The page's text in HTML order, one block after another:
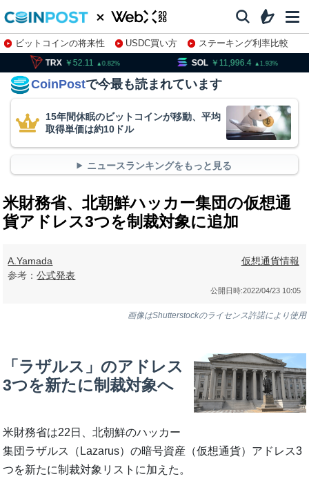
ビットコインの将来性 USDC買い方
ステーキング利率比較
株特集・関連銘柄
0.82 11,996.4 1.93 DOGE
CoinPostで今最も読まれています
15年間休眠のビットコインが移動、平均
取得単価は約10ドル
ニュースランキングをもっと見る
米財務省、北朝鮮ハッカー集団の仮想通
貨アドレス3つを制裁対象に追加
A.Yamada
参考：公式発表
仮想通貨情報
公開日時:2022/04/23 10:05
画像はShutterstockのライセンス許諾により使用
「ラザルス」のアドレス
3つを新たに制裁対象へ
米財務省は22日、北朝鮮のハッカー
集団ラザルス（Lazarus）の暗号資産（仮想通貨）アドレス3
つを新たに制裁対象リストに加えた。